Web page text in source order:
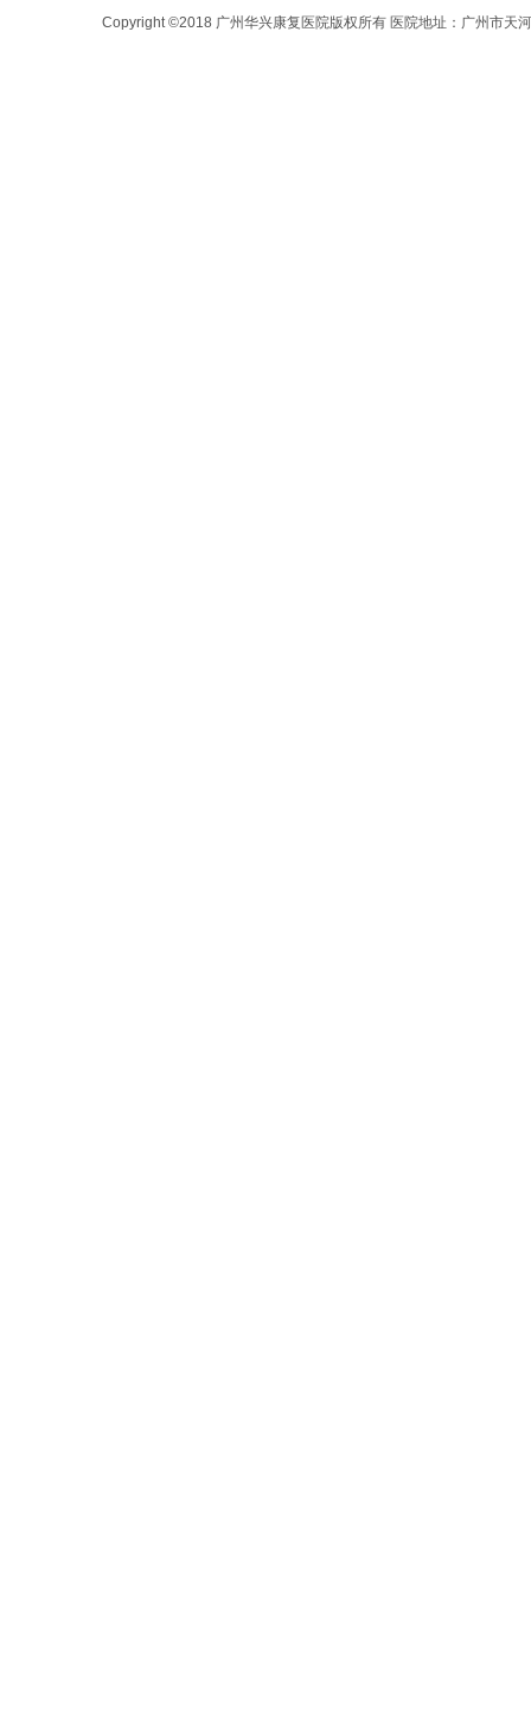
Copyright ©2018 广州华兴康复医院版权所有 医院地址：广州市天